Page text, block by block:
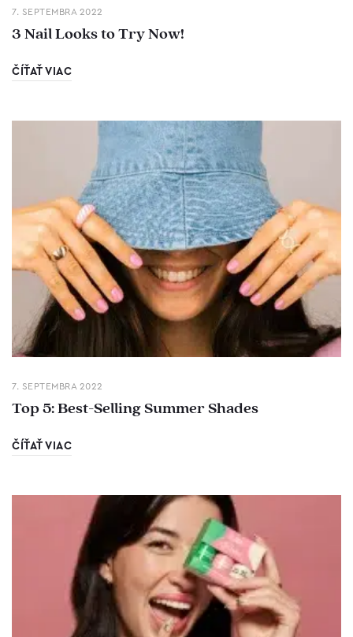
7. SEPTEMBRA 2022
3 Nail Looks to Try Now!
ČÍŤAŤ VIAC
7. SEPTEMBRA 2022
Top 5: Best-Selling Summer Shades
ČÍŤAŤ VIAC